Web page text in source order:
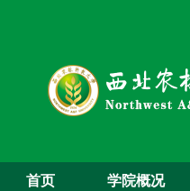
首页 学院概况